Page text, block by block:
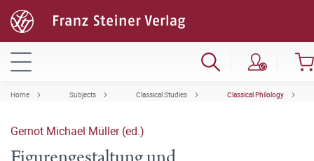
Home Subjects Classical Studies Classical Philology
Gernot Michael Müller (ed.)